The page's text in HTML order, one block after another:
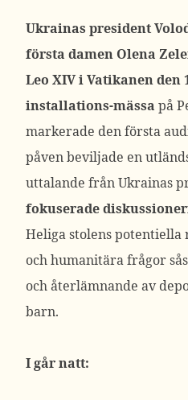
Ukrainas president
första damen Olena
Leo XIV i Vatikanen den
installations-mässa på
markerade den första
påven beviljade en
uttalande från Ukrainas
fokuserade
Heliga stolens
och humanitära frågor
och återlämnande av
barn.
I går natt: